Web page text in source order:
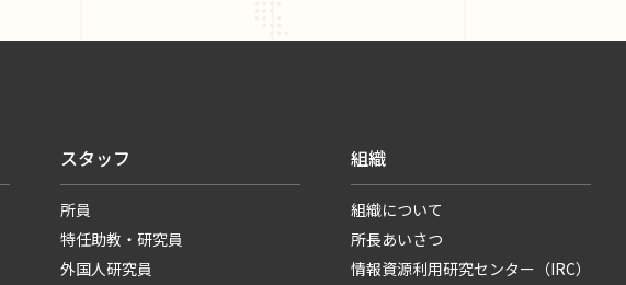
スタッフ
所員
特任助教・研究員
外国人研究員
組織
組織について
所長あいさつ
情報資源利用研究センター（IRC）